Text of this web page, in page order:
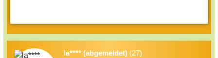
la**** (abgemeldet) (27)